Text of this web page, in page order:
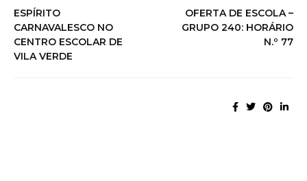
ESPÍRITO
CARNAVALESCO NO
CENTRO ESCOLAR DE
VILA VERDE
OFERTA DE ESCOLA –
GRUPO 240: HORÁRIO
N.º 77